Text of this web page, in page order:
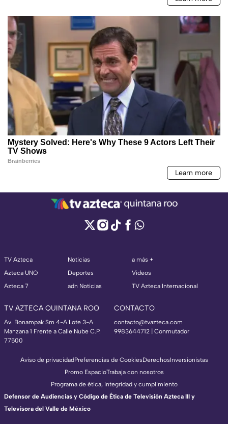
TV Azteca
Azteca UNO
Azteca 7
Noticias
Deportes
adn Noticias
a más +
Videos
TV Azteca Internacional
TV AZTECA QUINTANA ROO
Av. Bonampak Sm 4-A Lote 3-A
Manzana 1 Frente a Calle Nube C.P.
77500
CONTACTO
contacto@tvazteca.com
9983644712 | Conmutador
Aviso de privacidadPreferencias de CookiesDerechosInversionistas
Promo EspacioTrabaja con nosotros
Programa de ética, integridad y cumplimiento
Defensor de Audiencias y Código de Ética de Televisión Azteca III y
Televisora del Valle de México